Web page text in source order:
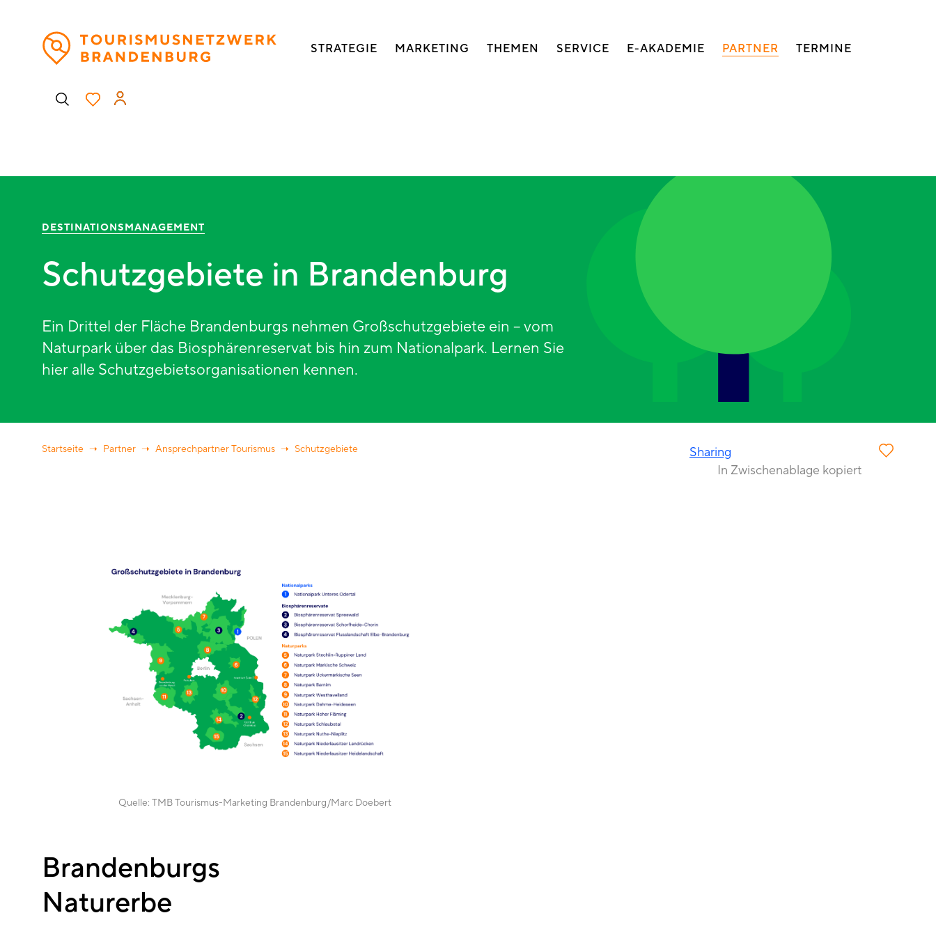
Hauptnavigation
STRATEGIE MARKETING THEMEN SERVICE E-AKADEMIE PARTNER TERMINE
Benutzermenü
DESTINATIONSMANAGEMENT
Schutzgebiete in Brandenburg
Ein Drittel der Fläche Brandenburgs nehmen Großschutzgebiete ein – vom
Naturpark über das Biosphärenreservat bis hin zum Nationalpark. Lernen Sie
hier alle Schutzgebietsorganisationen kennen.
Startseite Partner Ansprechpartner Tourismus Schutzgebiete
Sharing
In Zwischenablage kopiert
Quelle: TMB Tourismus-Marketing Brandenburg Marc Doebert
Brandenburgs
Naturerbe